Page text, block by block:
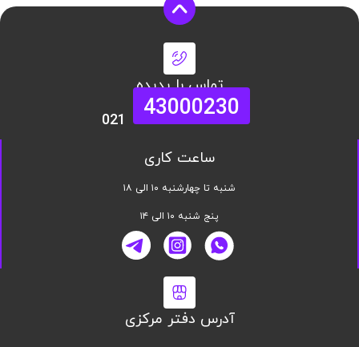
تماس با پدیده
43000230
021
ساعت کاری
شنبه تا چهارشنبه ۱۰ الی ۱۸
پنج شنبه ۱۰ الی ۱۴
آدرس دفتر مرکزی